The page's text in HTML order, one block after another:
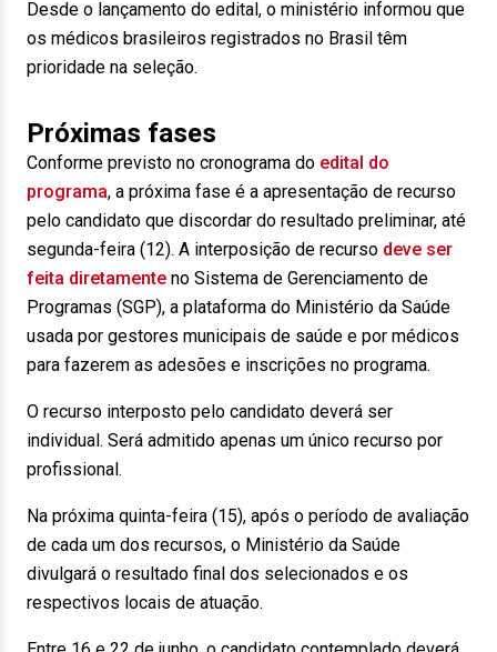
Desde o lançamento do edital, o ministério informou que
os médicos brasileiros registrados no Brasil têm
prioridade na seleção.
Próximas fases
Conforme previsto no cronograma do edital do
programa, a próxima fase é a apresentação de recurso
pelo candidato que discordar do resultado preliminar, até
segunda-feira (12). A interposição de recurso deve ser
feita diretamente no Sistema de Gerenciamento de
Programas (SGP), a plataforma do Ministério da Saúde
usada por gestores municipais de saúde e por médicos
para fazerem as adesões e inscrições no programa.
O recurso interposto pelo candidato deverá ser
individual. Será admitido apenas um único recurso por
profissional.
Na próxima quinta-feira (15), após o período de avaliação
de cada um dos recursos, o Ministério da Saúde
divulgará o resultado final dos selecionados e os
respectivos locais de atuação.